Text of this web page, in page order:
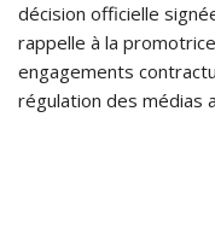
décision officielle
rappelle à la
engagements
régulation des médias